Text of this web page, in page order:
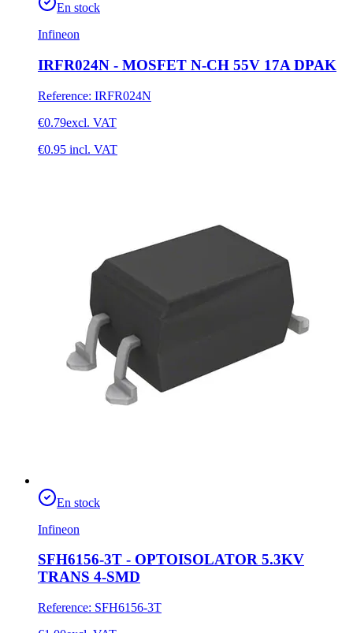
En stock
Infineon
IRFR024N - MOSFET N-CH 55V 17A DPAK
Reference: IRFR024N
€0.79excl. VAT
€0.95 incl. VAT
En stock
Infineon
SFH6156-3T - OPTOISOLATOR 5.3KV
TRANS 4-SMD
Reference: SFH6156-3T